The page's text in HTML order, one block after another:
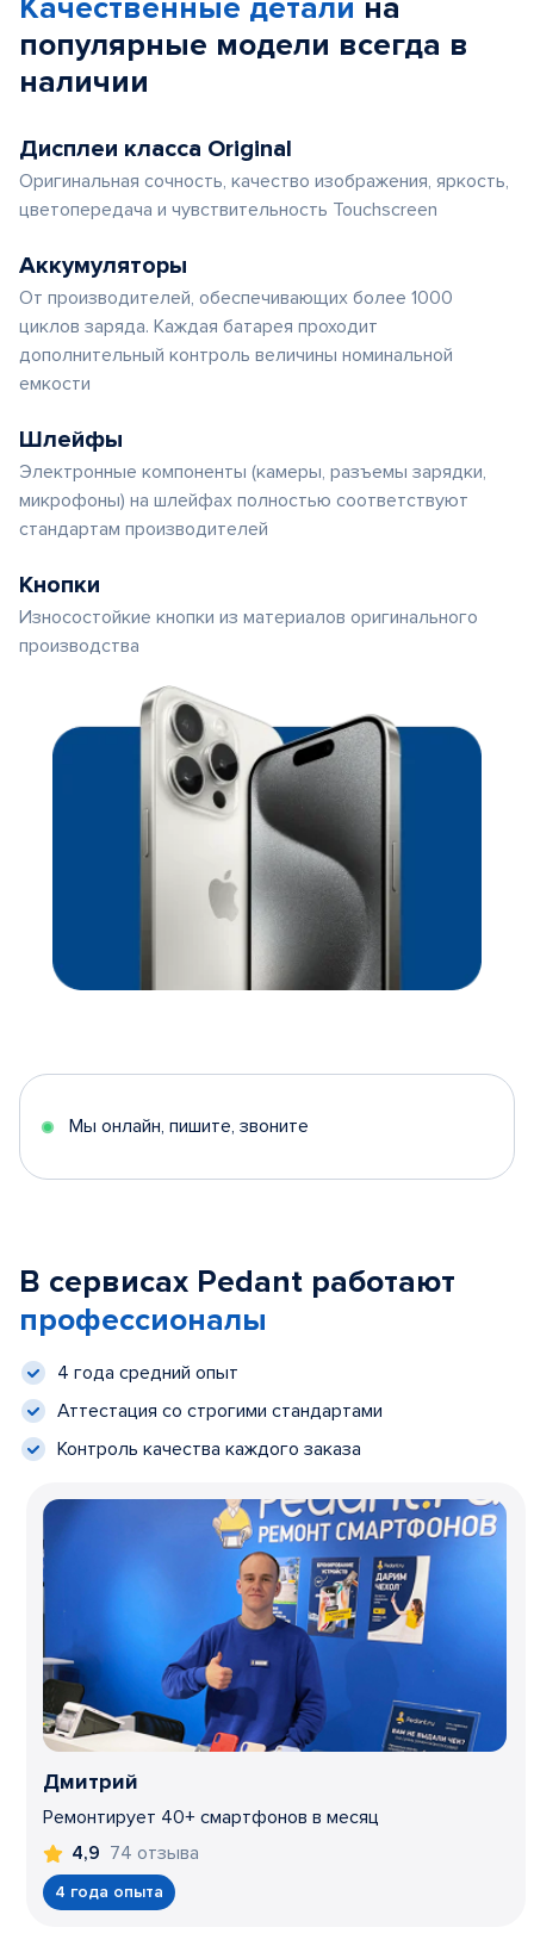
Качественные детали на
популярные модели всегда в
наличии
Дисплеи класса Original
Оригинальная сочность, качество изображения, яркость,
цветопередача и чувствительность Touchscreen
Аккумуляторы
От производителей, обеспечивающих более 1000
циклов заряда. Каждая батарея проходит
дополнительный контроль величины номинальной
емкости
Шлейфы
Электронные компоненты (камеры, разъемы зарядки,
микрофоны) на шлейфах полностью соответствуют
стандартам производителей
Кнопки
Износостойкие кнопки из материалов оригинального
производства
Мы онлайн, пишите, звоните
В сервисах Pedant работают
профессионалы
4 года средний опыт
Аттестация со строгими стандартами
Контроль качества каждого заказа
Дмитрий
Ремонтирует 40+ смартфонов в месяц
4,9 74 отзыва
4 года опыта